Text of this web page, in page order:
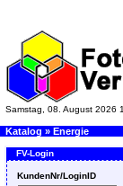
Samstag, 08. August 2026
Katalog » Energie
FV-Login
KundenNr/LoginID